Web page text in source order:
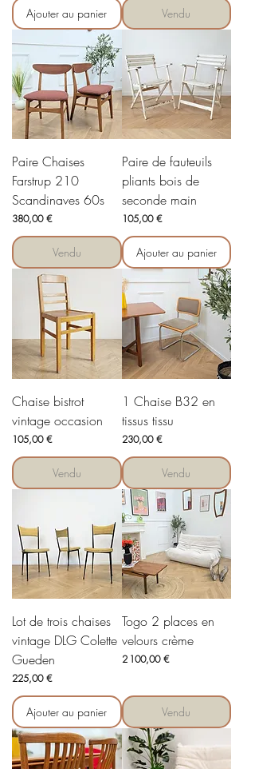
Ajouter au panier Vendu
Paire Chaises
Farstrup 210
Scandinaves 60s
Prix
380,00 €
Vendu
Paire de fauteuils
pliants bois de
seconde main
Prix
105,00 €
Ajouter au panier
Chaise bistrot
vintage occasion
Prix
105,00 €
Vendu
1 Chaise B32 en
tissus tissu
Prix
230,00 €
Vendu
Lot de trois chaises
vintage DLG Colette
Gueden
Prix
225,00 €
Ajouter au panier
Togo 2 places en
velours crème
Prix
2 100,00 €
Vendu